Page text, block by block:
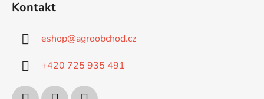
Kontakt
eshop@agroobchod.cz
+420 725 935 491